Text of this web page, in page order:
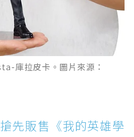
庫拉皮卡。圖片來源：
先販售《我的英雄學